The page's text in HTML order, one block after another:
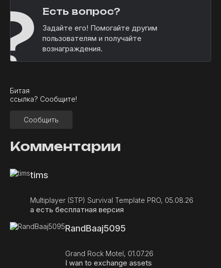
Есть вопрос?
Задайте его! Помогайте другим
пользователям и получайте
вознаграждения.
Битая
ссылка? Сообщите!
Сообщить
Комментарии
tims
Multiplayer (STP) Survival Template PRO, 05.08.26
а есть бесплатная версия
RandBaaj5095
Grand Rock Motel, 01.07.26
I wan to exchange assets